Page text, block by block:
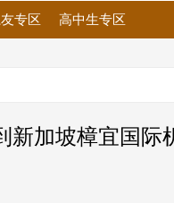
专区 高中生专区
新加坡樟宜国际